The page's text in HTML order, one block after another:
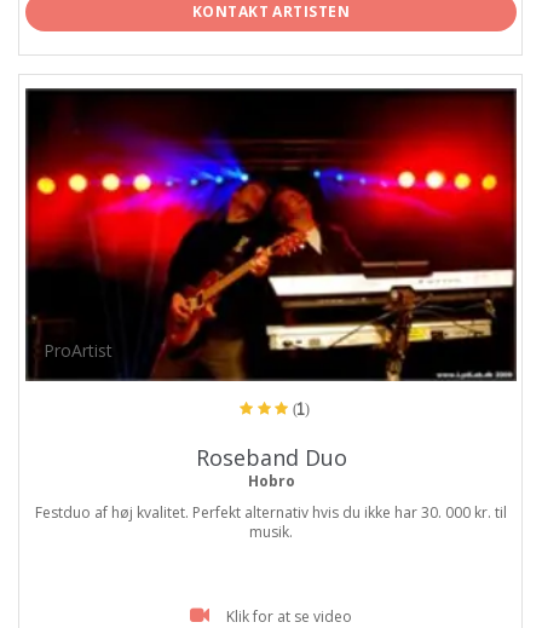
KONTAKT ARTISTEN
ProArtist
(1)
Roseband Duo
Hobro
Festduo af høj kvalitet. Perfekt alternativ hvis du ikke har 30. 000 kr. til
musik.
Klik for at se video